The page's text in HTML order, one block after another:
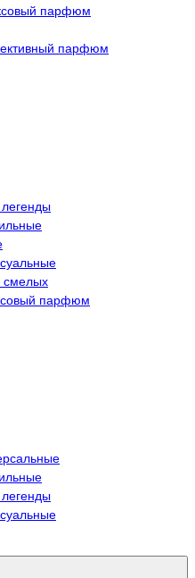
парфюм
парфюм
смелых
парфюм